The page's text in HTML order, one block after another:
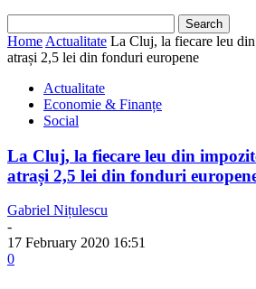
Home Actualitate La Cluj, la fiecare leu
atrași 2,5 lei din fonduri europene
Actualitate
Economie & Finanțe
Social
La Cluj, la fiecare leu din
atrași 2,5 lei din fonduri
Gabriel Nițulescu
-
17 February 2020 16:51
0